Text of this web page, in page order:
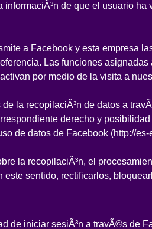
informaciÃ³n de que el usuario
a Facebook y esta empresa
Las funciones
por medio de la visita a
la recopilaciÃ³n de datos a
derecho y
de datos de Facebook (http://
la recopilaciÃ³n, el
este sentido, rectificarlos,
de iniciar sesiÃ³n a travÃ©s de